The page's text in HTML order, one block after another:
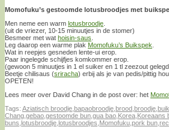
Momofuku’s gestoomde lotusbroodjes met
Men neme een warm lotusbroodje
(uit de vriezer, 10-15 minuutjes in de stomer)
Besmeer met wat hoisin-saus
Leg daarop een warme plak Momofuku’s Buikspek
Wat in reepjes gesneden lente-ui erop.
Paar ingelegde schijfjes komkommer erop.
(gewoon 5 minuutjes in 1 el suiker en 1 tl zeezout
Beetje chilisaus (sriracha) erbij als je van pedis/pittig
OPETEN!
Lees meer over David Chang in de post over: het
Tags: Aziatisch broodje bapaobroodje brood broodje
Chang gebao gestoomde bun gua bao Korea Koreaans
buns lotusbroodje lotusbroodjes Momofuku pork bun